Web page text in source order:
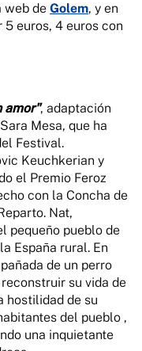
web de Golem, y en
euros, 4 euros con
amor", adaptación
Mesa, que ha
Festival.
Keuchkerian y
el Premio Feroz
con la Concha de
Nat,
pequeño pueblo de
España rural. En
de un perro
su vida de
hostilidad de su
del pueblo ,
una inquietante